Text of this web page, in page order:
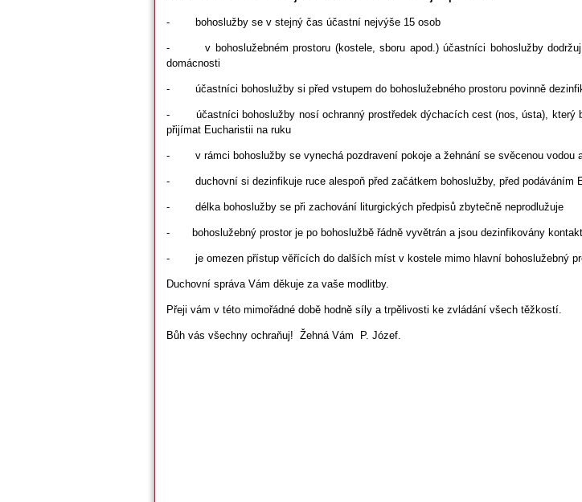
- bohoslužby se v stejný čas účastní nejvýše 15 osob
- v bohoslužebném prostoru (kostele, sboru apod.) účastníci bohoslužby
domácnosti
- účastníci bohoslužby si před vstupem do bohoslužebného prostoru povinně
- účastníci bohoslužby nosí ochranný prostředek dýchacích cest (nos, ústa), který
přijímat Eucharistii na ruku
- v rámci bohoslužby se vynechá pozdravení pokoje a žehnání se svěcenou vodou a
- duchovní si dezinfikuje ruce alespoň před začátkem bohoslužby, před podáváním
- délka bohoslužby se při zachování liturgických předpisů zbytečně neprodlužuje
- bohoslužebný prostor je po bohoslužbě řádně vyvětrán a jsou dezinfikovány
- je omezen přístup věřících do dalších míst v kostele mimo hlavní bohoslužebný
Duchovní správa Vám děkuje za vaše modlitby.
Přeji vám v této mimořádné době hodně síly a trpělivosti ke zvládání všech těžkostí.
Bůh vás všechny ochraňuj! Žehná Vám P. Józef.